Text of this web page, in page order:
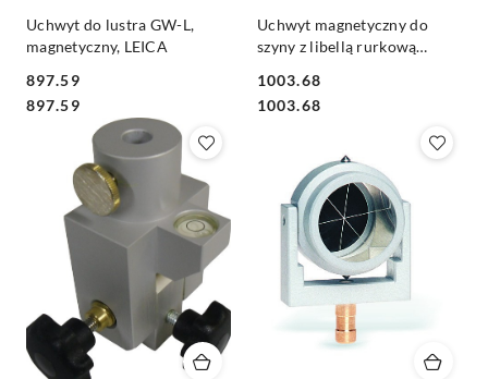
Uchwyt do lustra GW-L,
magnetyczny, LEICA
Cena:
897.59
Cena:
897.59
Uchwyt magnetyczny do
szyny z libellą rurkową
Cena:
1003.68
Cena:
1003.68